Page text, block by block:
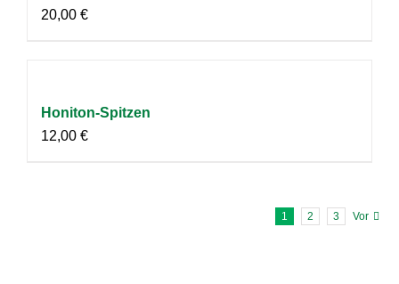
20,00 €
Honiton-Spitzen
12,00 €
1 2 3 Vor